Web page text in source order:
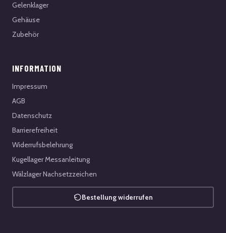
Gelenklager
Gehäuse
Zubehör
INFORMATION
Impressum
AGB
Datenschutz
Barrierefreiheit
Widerrufsbelehrung
Kugellager Messanleitung
Wälzlager Nachsetzzeichen
Bestellung widerrufen